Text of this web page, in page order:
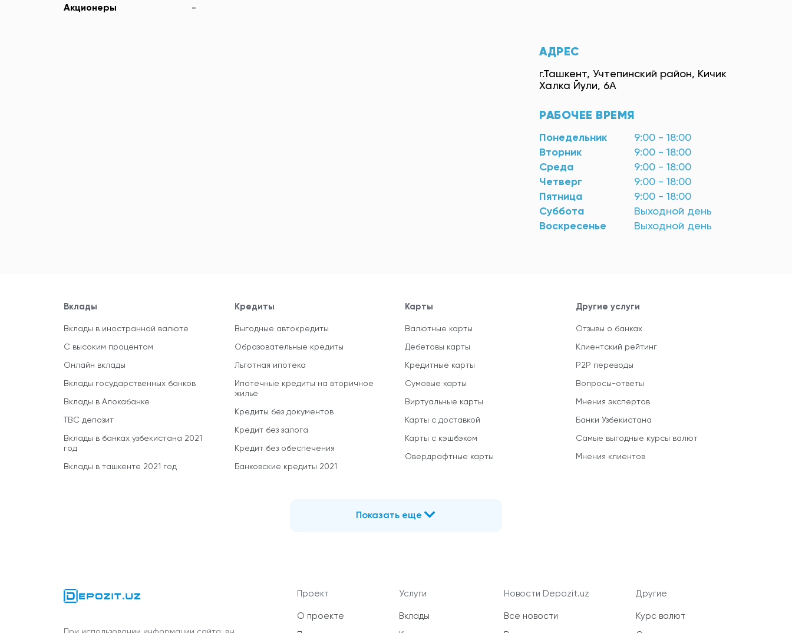
Акционеры -
АДРЕС
г.Ташкент, Учтепинский район, Кичик
Халка Йули, 6А
РАБОЧЕЕ ВРЕМЯ
Понедельник
9:00 - 18:00
Вторник
9:00 - 18:00
Среда
9:00 - 18:00
Четверг
9:00 - 18:00
Пятница
9:00 - 18:00
Суббота
Выходной день
Воскресенье
Выходной день
Вклады
Вклады в иностранной валюте
С высоким процентом
Онлайн вклады
Вклады государственных банков
Вклады в Алокабанке
TBC депозит
Вклады в банках узбекистана 2021
год
Вклады в ташкенте 2021 год
Кредиты
Выгодные автокредиты
Образовательные кредиты
Льготная ипотека
Ипотечные кредиты на вторичное
жильё
Кредиты без документов
Кредит без залога
Кредит без обеспечения
Банковские кредиты 2021
Карты
Валютные карты
Дебетовы карты
Кредитные карты
Сумовые карты
Виртуальные карты
Карты с доставкой
Карты с кэшбэком
Овердрафтные карты
Другие услуги
Отзывы о банках
Клиентский рейтинг
P2P переводы
Вопросы-ответы
Мнения экспертов
Банки Узбекистана
Самые выгодные курсы валют
Мнения клиентов
Показать еще
Проект
О проекте
Услуги
Вклады
Новости Depozit.uz
Все новости
Другие
Курс валют